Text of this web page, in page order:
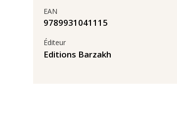
EAN
9789931041115
Éditeur
Editions Barzakh